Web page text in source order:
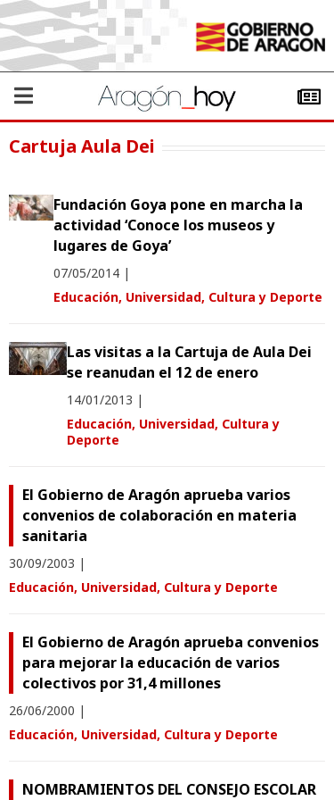
Cartuja Aula Dei
Fundación Goya pone en marcha la
actividad ‘Conoce los museos y
lugares de Goya’
07/05/2014 |
Educación, Universidad, Cultura y Deporte
Las visitas a la Cartuja de Aula Dei
se reanudan el 12 de enero
14/01/2013 |
Educación, Universidad, Cultura y
Deporte
El Gobierno de Aragón aprueba varios
convenios de colaboración en materia
sanitaria
30/09/2003 |
Educación, Universidad, Cultura y Deporte
El Gobierno de Aragón aprueba convenios
para mejorar la educación de varios
colectivos por 31,4 millones
26/06/2000 |
Educación, Universidad, Cultura y Deporte
NOMBRAMIENTOS DEL CONSEJO ESCOLAR